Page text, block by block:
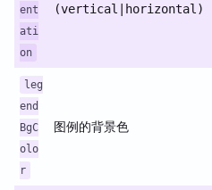
ent
ati
on
(vertical|horizontal)
leg
end
BgC
olo
r
图例的背景色